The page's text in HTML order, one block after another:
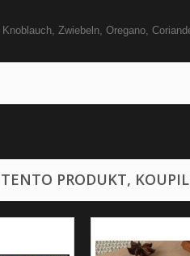
Zwiebeln, Oregano,
PRODUKT,